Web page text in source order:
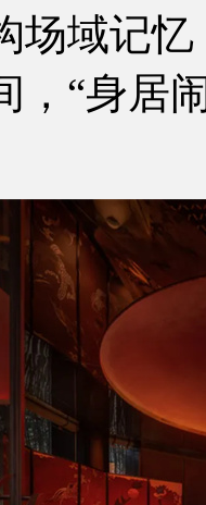
场域记
“身居